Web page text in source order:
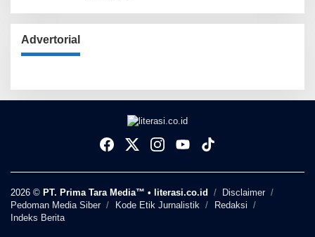
Advertorial
2026 © PT. Prima Tara Media™ • literasi.co.id
Disclaimer
Pedoman Media Siber
Kode Etik Jurnalistik
Redaksi
Indeks Berita